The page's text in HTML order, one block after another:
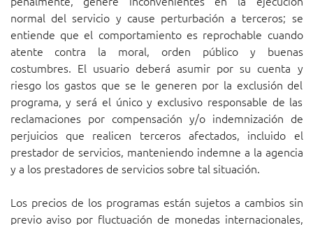
normal del servicio y cause perturbación a terceros; se
entiende que el comportamiento es reprochable cuando
atente contra la moral, orden público y buenas
costumbres. El usuario deberá asumir por su cuenta y
riesgo los gastos que se le generen por la exclusión del
programa, y será el único y exclusivo responsable de las
reclamaciones por compensación y/o indemnización de
perjuicios que realicen terceros afectados, incluido el
prestador de servicios, manteniendo indemne a la agencia
y a los prestadores de servicios sobre tal situación.
Los precios de los programas están sujetos a cambios sin
previo aviso por fluctuación de monedas internacionales,